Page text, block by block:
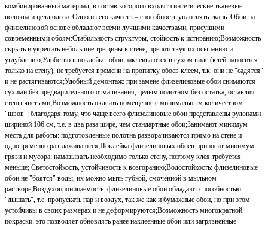
комбинированный материал, в состав которого входят синтетические тканевые
волокна и целлюлоза. Одно из его качеств – способность уплотнять ткань. Обои на
флизелиновой основе обладают всеми лучшими качествами, присущими
современными обоям:Стабильность структуры, стойкость к истиранию;Возможность
скрыть и укрепить небольшие трещины в стене, препятствуя их осыпанию и
углублению;Удобство в поклейке: обои наклеиваются в сухом виде (клей наносится
только на стену), не требуется времени на пропитку обоев клеем, т.к. они не "садятся"
и не растягиваются;Удобный демонтаж: при замене флизелиновые обои снимаются
сухими без предварительного отмачивания, целым полотном без остатка, оставляя
стены чистыми;Возможность оклеить помещение с минимальным количеством
"швов": благодаря тому, что чаще всего флизелиновые обои представлены рулонами
шириной 106 см, т.е. в два раза шире, чем стандартные обои;Занимают минимум
места для работы: подготовленные полотна разворачиваются прямо на стене и
одновременно разглаживаются;Поклейка флизелиновых обоев приносит минимум
грязи и мусора: намазывать необходимо только стену, поэтому клея требуется
меньше; Светостойкость, устойчивость к возгоранию;Водостойкость: флизелиновые
обои не "боятся" воды, их можно мыть губкой, смоченной в мыльном
растворе;Воздухопроницаемость: флизелиновые обои обладают способностью
"дышать", т.е. пропускать пар и воздух, так же как и бумажные обои, но при этом
устойчивы в своих размерах и не деформируются;Возможность многократной
покраски: это позволяет обновлять ранее наклеенные обои или загрязненные